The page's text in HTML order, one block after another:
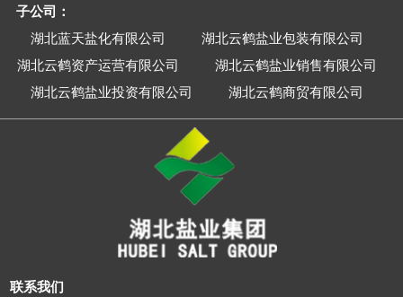
子公司：
湖北蓝天盐化有限公司
湖北云鹤盐业包装有限公司
湖北云鹤资产运营有限公司
湖北云鹤盐业销售有限公司
湖北云鹤盐业投资有限公司
湖北云鹤商贸有限公司
联系我们